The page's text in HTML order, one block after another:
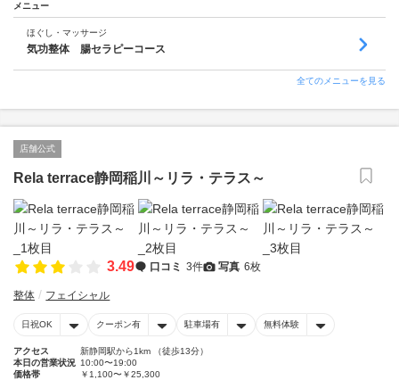
メニュー
ほぐし・マッサージ
気功整体 腸セラピーコース
全てのメニューを見る
店舗公式
Rela terrace静岡稲川～リラ・テラス～
3.49 口コミ 3件 写真 6枚
整体 フェイシャル
日祝OK クーポン有 駐車場有 無料体験
アクセス
新静岡駅から1km （徒歩13分）
本日の営業状況 10:00〜19:00
価格帯
￥1,100〜￥25,300